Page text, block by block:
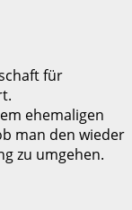
für
ehemaligen
man den wieder
zu umgehen.